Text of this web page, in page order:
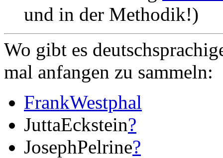
und in der Methodik!)
Wo gibt es
mal anfangen zu sammeln:
FrankWestphal
JuttaEckstein?
JosephPelrine?